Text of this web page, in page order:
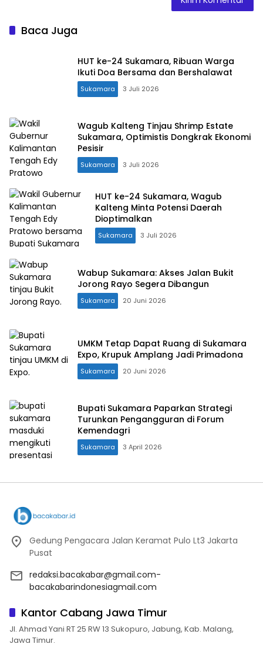
Baca Juga
HUT ke-24 Sukamara, Ribuan Warga
Ikuti Doa Bersama dan Bershalawat
Sukamara 3 Juli 2026
Wagub Kalteng Tinjau Shrimp Estate
Sukamara, Optimistis Dongkrak Ekonomi
Pesisir
Sukamara 3 Juli 2026
HUT ke-24 Sukamara, Wagub
Kalteng Minta Potensi Daerah
Dioptimalkan
Sukamara 3 Juli 2026
Wabup Sukamara: Akses Jalan Bukit
Jorong Rayo Segera Dibangun
Sukamara 20 Juni 2026
UMKM Tetap Dapat Ruang di Sukamara
Expo, Krupuk Amplang Jadi Primadona
Sukamara 20 Juni 2026
Bupati Sukamara Paparkan Strategi
Turunkan Pengangguran di Forum
Kemendagri
Sukamara 3 April 2026
Gedung Pengacara Jalan Keramat Pulo Lt3 Jakarta
Pusat
redaksi.bacakabar@gmail.com-
bacakabarindonesiagmail.com
Kantor Cabang Jawa Timur
Jl. Ahmad Yani RT 25 RW 13 Sukopuro, Jabung, Kab. Malang,
Jawa Timur.